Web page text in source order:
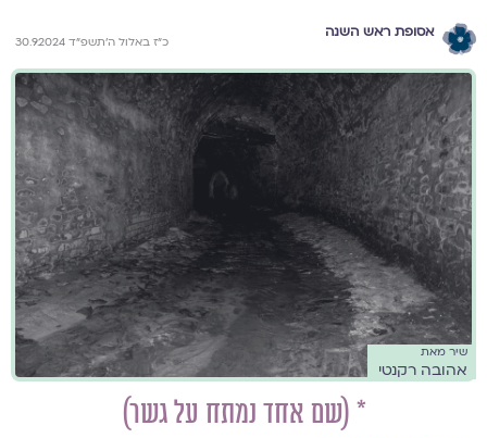
אסופת ראש השנה
כ״ז באלול ה׳תשפ״ד 30.9.2024
שיר מאת
אהובה רקנטי
* (שם אחד נמתח על גשר)